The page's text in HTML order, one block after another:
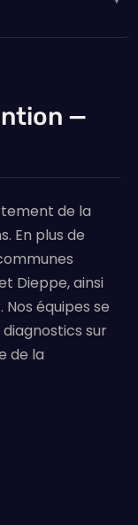
—
de la
En plus de
Dieppe, ainsi
équipes se
sur
de la